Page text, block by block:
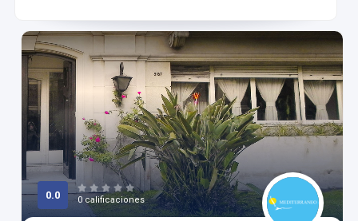
0.0 0 calificaciones